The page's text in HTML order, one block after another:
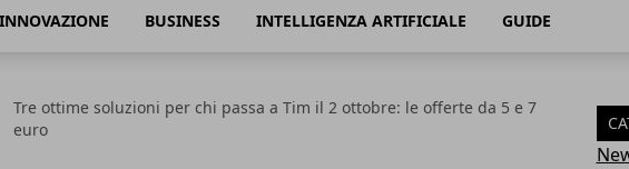
BUSINESS INTELLIGENZA ARTIFICIALE GUIDE
Tre ottime soluzioni per chi passa a Tim il 2 ottobre: le offerte da 5 e 7
euro